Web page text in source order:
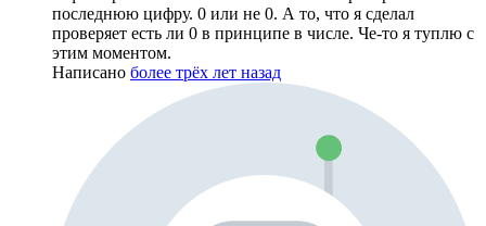
последнюю цифру. 0 или не 0. А то, что я сделал
проверяет есть ли 0 в принципе в числе. Че-то я туплю с
этим моментом.
Написано более трёх лет назад